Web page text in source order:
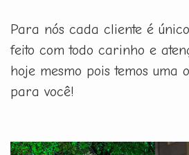
Para nós cada cliente é
feito com todo carinho e
hoje mesmo pois temos uma
para você!